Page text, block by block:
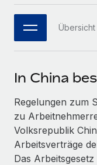
MCP
Tools
Frag unsere
Hilfe von
PARTNER
Flexible
Entdecke die
Remote Build
Beratung zu
Bibliothek für
Webinare
Events
Newsroom
Informationen zu
Insights Center
한국어 Übersicht
In China
Regelungen zum
zu
Volksrepublik
Arbeitsverträge
Das